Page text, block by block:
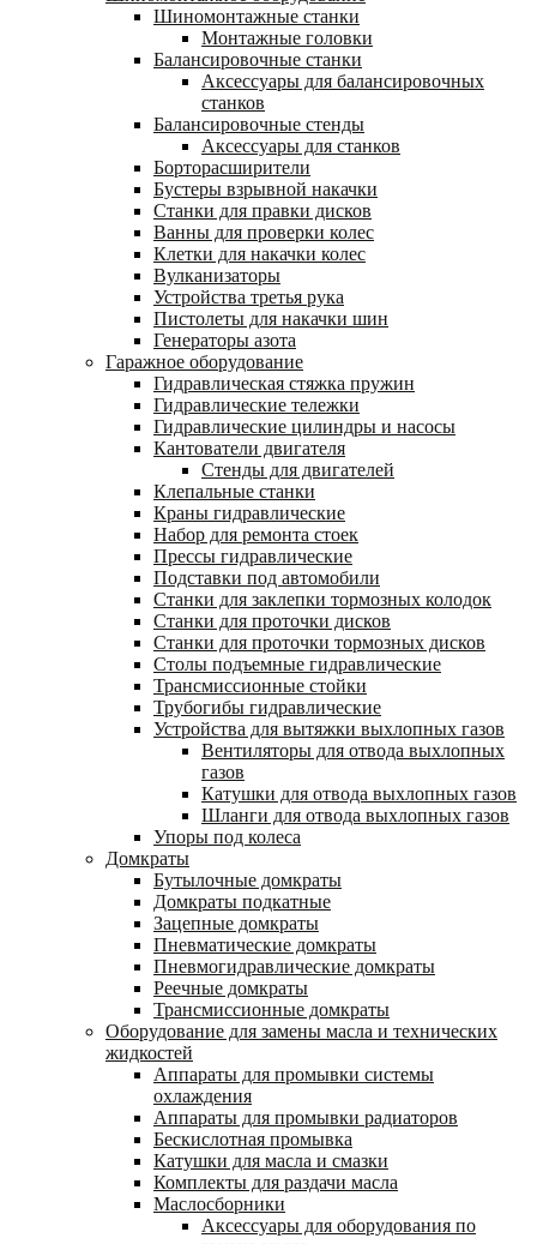
Шиномонтажные станки
Монтажные головки
Балансировочные станки
Аксессуары для балансировочных
станков
Балансировочные стенды
Аксессуары для станков
Борторасширители
Бустеры взрывной накачки
Станки для правки дисков
Ванны для проверки колес
Клетки для накачки колес
Вулканизаторы
Устройства третья рука
Пистолеты для накачки шин
Генераторы азота
Гаражное оборудование
Гидравлическая стяжка пружин
Гидравлические тележки
Гидравлические цилиндры и насосы
Кантователи двигателя
Стенды для двигателей
Клепальные станки
Краны гидравлические
Набор для ремонта стоек
Прессы гидравлические
Подставки под автомобили
Станки для заклепки тормозных колодок
Станки для проточки дисков
Станки для проточки тормозных дисков
Столы подъемные гидравлические
Трансмиссионные стойки
Трубогибы гидравлические
Устройства для вытяжки выхлопных газов
Вентиляторы для отвода выхлопных
газов
Катушки для отвода выхлопных газов
Шланги для отвода выхлопных газов
Упоры под колеса
Домкраты
Бутылочные домкраты
Домкраты подкатные
Зацепные домкраты
Пневматические домкраты
Пневмогидравлические домкраты
Реечные домкраты
Трансмиссионные домкраты
Оборудование для замены масла и технических
жидкостей
Аппараты для промывки системы
охлаждения
Аппараты для промывки радиаторов
Бескислотная промывка
Катушки для масла и смазки
Комплекты для раздачи масла
Маслосборники
Аксессуары для оборудования по